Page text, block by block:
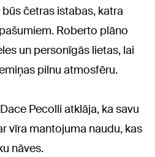
četras istabas, katra
Roberto plāno
un personīgās lietas, lai
pilnu atmosfēru.
Pecolli atklāja, ka savu
vīra mantojuma naudu, kas
nāves.